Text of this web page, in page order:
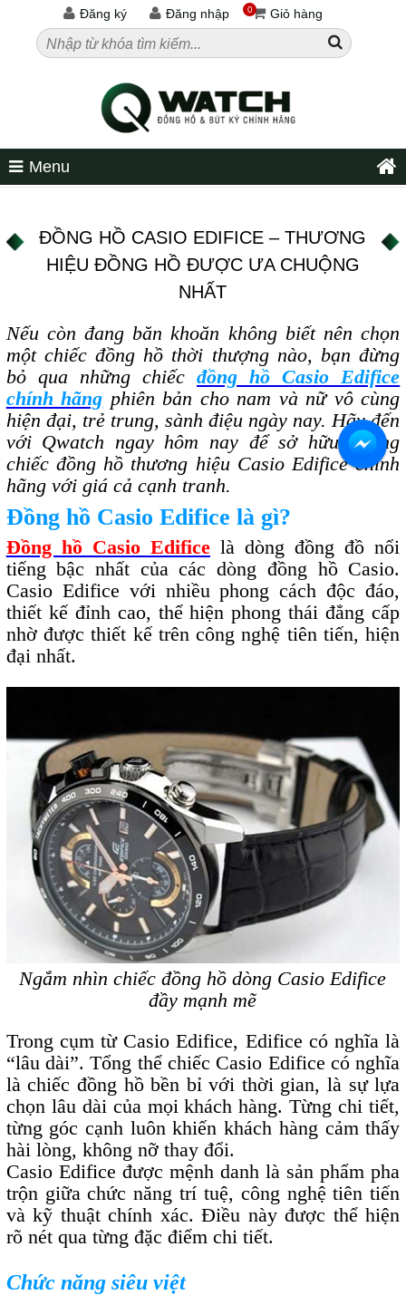
Đăng ký Đăng nhập Giỏ hàng
0
Menu
ĐỒNG HỒ CASIO EDIFICE – THƯƠNG
HIỆU ĐỒNG HỒ ĐƯỢC ƯA CHUỘNG
NHẤT
Nếu còn đang băn khoăn không biết nên chọn
một chiếc đồng hồ thời thượng nào, bạn đừng
bỏ qua những chiếcđồng hồ Casio Edifice
chính hãng phiên bản cho nam và nữ vô cùng
hiện đại, trẻ trung, sành điệu ngày nay. Hãy đến
với Qwatch ngay hôm nay để sở hữu những
chiếc đồng hồ thương hiệu Casio Edifice chính
hãng với giá cả cạnh tranh.
Đồng hồ Casio Edifice là gì?
Đồng hồ Casio Edificelà dòng đồng đồ nổi
tiếng bậc nhất của các dòng đồng hồ Casio.
Casio Edifice với nhiều phong cách độc đáo,
thiết kế đỉnh cao, thể hiện phong thái đẳng cấp
nhờ được thiết kế trên công nghệ tiên tiến, hiện
đại nhất.
Ngắm nhìn chiếc đồng hồ dòng Casio Edifice
đầy mạnh mẽ
Trong cụm từ Casio Edifice, Edifice có nghĩa là
“lâu dài”. Tổng thể chiếc Casio Edifice có nghĩa
là chiếc đồng hồ bền bỉ với thời gian, là sự lựa
chọn lâu dài của mọi khách hàng. Từng chi tiết,
từng góc cạnh luôn khiến khách hàng cảm thấy
hài lòng, không nỡ thay đổi.
Casio Edifice được mệnh danh là sản phẩm pha
trộn giữa chức năng trí tuệ, công nghệ tiên tiến
và kỹ thuật chính xác. Điều này được thể hiện
rõ nét qua từng đặc điểm chi tiết.
Chức năng siêu việt